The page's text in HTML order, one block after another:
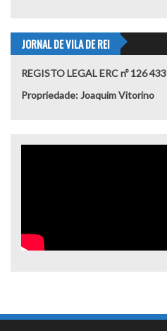
JORNAL DE VILA DE REI
REGISTO LEGAL ERC nº 126 433
Propriedade: Joaquim Vitorino